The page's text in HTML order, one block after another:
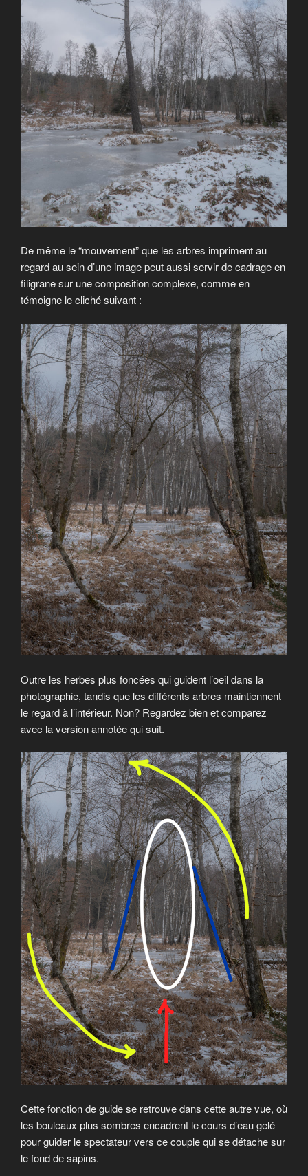
De même le “mouvement” que les arbres impriment au
regard au sein d’une image peut aussi servir de cadrage en
filigrane sur une composition complexe, comme en
témoigne le cliché suivant :
Outre les herbes plus foncées qui guident l’oeil dans la
photographie, tandis que les différents arbres maintiennent
le regard à l’intérieur. Non? Regardez bien et comparez
avec la version annotée qui suit.
Cette fonction de guide se retrouve dans cette autre vue, où
les bouleaux plus sombres encadrent le cours d’eau gelé
pour guider le spectateur vers ce couple qui se détache sur
le fond de sapins.